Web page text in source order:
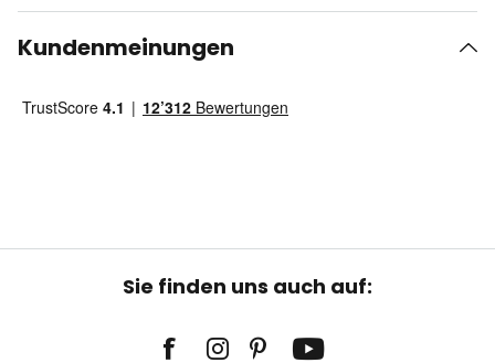
Kundenmeinungen
Sie finden uns auch auf: